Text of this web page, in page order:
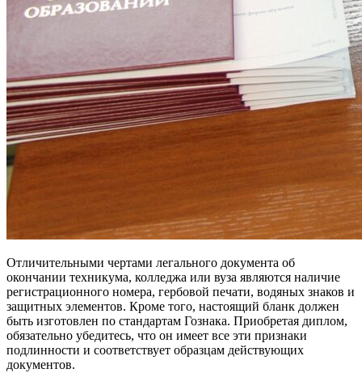
Отличительными чертами легального документа об
окончании техникума, колледжа или вуза являются наличие
регистрационного номера, гербовой печати, водяных знаков и
защитных элементов. Кроме того, настоящий бланк должен
быть изготовлен по стандартам Гознака. Приобретая диплом,
обязательно убедитесь, что он имеет все эти признаки
подлинности и соответствует образцам действующих
документов.